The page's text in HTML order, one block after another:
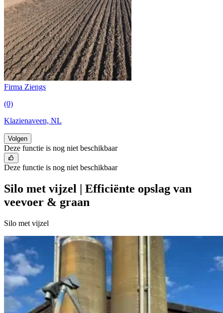
Firma Ziengs
(0)
Klazienaveen, NL
Volgen
Deze functie is nog niet beschikbaar
Deze functie is nog niet beschikbaar
Silo met vijzel | Efficiënte opslag van
veevoer & graan
Silo met vijzel